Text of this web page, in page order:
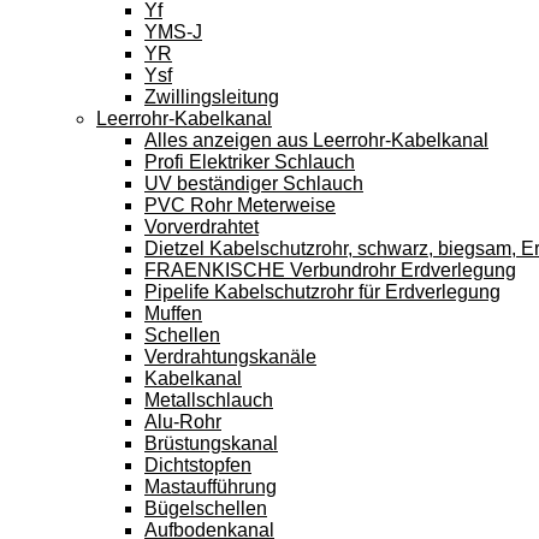
Yf
YMS-J
YR
Ysf
Zwillingsleitung
Leerrohr-Kabelkanal
Alles anzeigen aus Leerrohr-Kabelkanal
Profi Elektriker Schlauch
UV beständiger Schlauch
PVC Rohr Meterweise
Vorverdrahtet
Dietzel Kabelschutzrohr, schwarz, biegsam,
FRAENKISCHE Verbundrohr Erdverlegung
Pipelife Kabelschutzrohr für Erdverlegung
Muffen
Schellen
Verdrahtungskanäle
Kabelkanal
Metallschlauch
Alu-Rohr
Brüstungskanal
Dichtstopfen
Mastaufführung
Bügelschellen
Aufbodenkanal